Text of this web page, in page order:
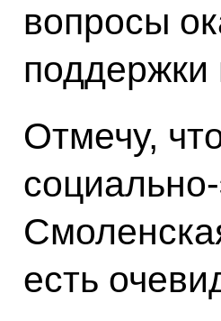
вопросы
поддержки
Отмечу,
есть